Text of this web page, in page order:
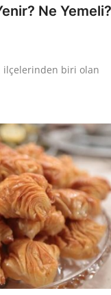
Ne Yemeli?
ilçelerinden biri olan